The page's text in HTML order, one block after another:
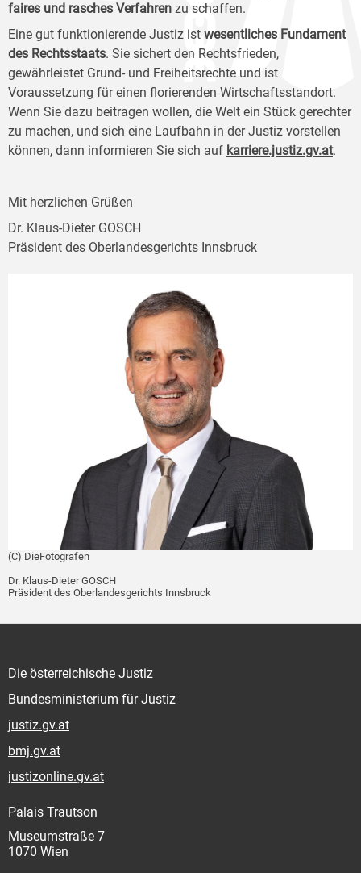
faires und rasches Verfahren zu schaffen.
Eine gut funktionierende Justiz ist wesentliches Fundament
des Rechtsstaats. Sie sichert den Rechtsfrieden,
gewährleistet Grund- und Freiheitsrechte und ist
Voraussetzung für einen florierenden Wirtschaftsstandort.
Wenn Sie dazu beitragen wollen, die Welt ein Stück gerechter
zu machen, und sich eine Laufbahn in der Justiz vorstellen
können, dann informieren Sie sich auf karriere.justiz.gv.at.
Mit herzlichen Grüßen
Dr. Klaus-Dieter GOSCH
Präsident des Oberlandesgerichts Innsbruck
(C) DieFotografen
Dr. Klaus-Dieter GOSCH
Präsident des Oberlandesgerichts Innsbruck
Die österreichische Justiz
Bundesministerium für Justiz
justiz.gv.at
bmj.gv.at
justizonline.gv.at
Palais Trautson
Museumstraße 7
1070 Wien